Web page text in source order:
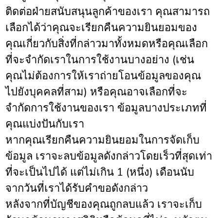
ติดต่อฝ่ายสนับสนุนลูกค้าของเรา คุณสามารถ
เลือกได้ว่าคุณจะเรียกคืนความยินยอมของ
คุณเกี่ยวกับสิ่งที่กล่าวมาทั้งหมดหรือคุณเลือก
ที่จะจำกัดเราในการใช้งานบางอย่าง (เช่น
คุณไม่ต้องการให้เราถ่ายโอนข้อมูลของคุณ
ไปยังบุคคลที่สาม) หรือคุณอาจเลือกที่จะ
จำกัดการใช้งานของเรา ข้อมูลบางประเภทที่
คุณแบ่งปันกับเรา
หากคุณเรียกคืนความยินยอมในการจัดเก็บ
ข้อมูล เราจะลบข้อมูลดังกล่าวโดยเร็วที่สุดเท่า
ที่จะเป็นไปได้ แต่ไม่เกิน 1 (หนึ่ง) เดือนนับ
จากวันที่เราได้รับคำขอดังกล่าว
หลังจากที่บัญชีของคุณถูกลบแล้ว เราจะเก็บ